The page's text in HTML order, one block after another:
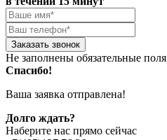
Заказать звонок
Не заполнены обязательные поля
Спасибо!
Ваша заявка отправлена!
Долго ждать?
Наберите нас прямо сейчас